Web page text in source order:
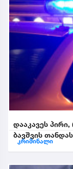
დააკავეს
ბავშვის
კრიმინალი